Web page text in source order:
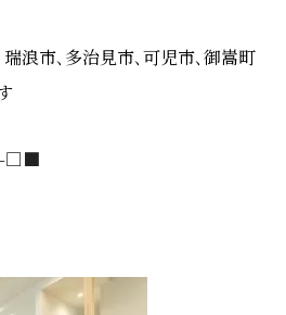
浪市､多治見市､可児市､御嵩町